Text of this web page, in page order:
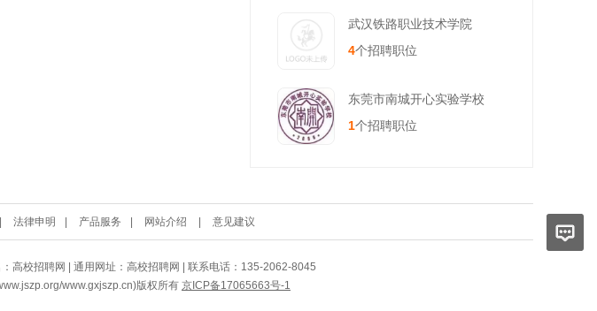
武汉铁路职业技术学院
4个招聘职位
东莞市南城开心实验学校
1个招聘职位
法律申明 产品服务 网站介绍 意见建议
高校招聘网 | 通用网址：高校招聘网 | 联系电话：135-2062-8045
www.gxjszp.cn)版权所有 京ICP备17065663号-1